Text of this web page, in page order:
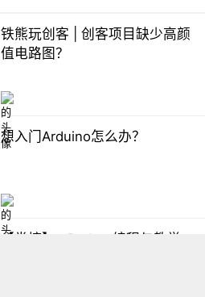
铁熊玩创客 | 创客项目缺少高颜
值电路图？
想入门Arduino怎么办？
【掌控】mPython编程与教学